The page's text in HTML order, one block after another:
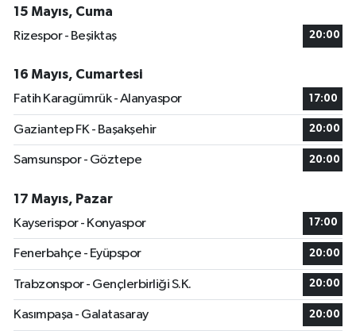
15 Mayıs, Cuma
Rizespor - Beşiktaş
20:00
16 Mayıs, Cumartesi
Fatih Karagümrük - Alanyaspor
17:00
Gaziantep FK - Başakşehir 20:00
Samsunspor - Göztepe 20:00
17 Mayıs, Pazar
Kayserispor - Konyaspor
17:00
Fenerbahçe - Eyüpspor 20:00
Trabzonspor - Gençlerbirliği S.K. 20:00
Kasımpaşa - Galatasaray 20:00